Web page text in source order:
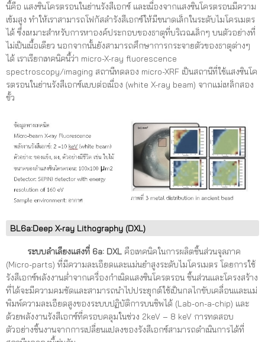
นี้คือ แสงซินโครตรอนในย่านรังสีเอกซ์ และเนื่องจากแสงซินโครตรอนมีความ
เข้มสูง ทำให้เราสามารถโฟกัสลำรังสีเอกซ์ให้มีขนาดเล็กในระดับไมโครเมตร
ได้ ซึ่งเหมาะสำหรับการหาองค์ประกอบของธาตุที่บริเวณเล็กๆ บนตัวอย่างที่
ไม่เป็นเนื้อเดียว นอกจากนั้นยังสามารถศึกษาการกระจายตัวของธาตุต่างๆ
ได้ เราเรียกเทคนิคนี้ว่า micro-X-ray fluorescence
spectroscopy/imaging สถานีทดลอง micro-XRF เป็นสถานีที่ใช้แสงซินโค
รตรอนในย่านรังสีเอกซ์แบบต่อเนื่อง (white X-ray beam) จากแม่เหล็กสอง
ขั้ว
BL6a:Deep X-ray Lithography (DXL)
ระบบลำเลียงแสงที่ 6a: DXL คือเทคนิคในการผลิตชิ้นส่วนจุลภาค
(Micro-parts) ที่มีความละเอียดและแม่นยำสูงระดับไมโครเมตร โดยการใช้
รังสีเอกซ์พลังงานต่ำจากเครื่องกำเนิดแสงซินโครตรอน ชิ้นส่วนและโครงสร้าง
ที่ได้จะมีความคมชัดและสามารถนำไปประยุกต์ใช้เป็นกลไกขับเคลื่อนและแม่
พิมพ์ความละเอียดสูงของระบบปฏิบัติการบนชิพได้ (Lab-on-a-chip) และ
ด้วยพลังงานรังสีเอกซ์ที่ครอบคลุมในช่วง 2keV – 8 keV การทดสอบ
ตัวอย่างชิ้นงานจากการเปลี่ยนแปลงของรังสีเอกซ์สามารถดำเนินการได้ที่